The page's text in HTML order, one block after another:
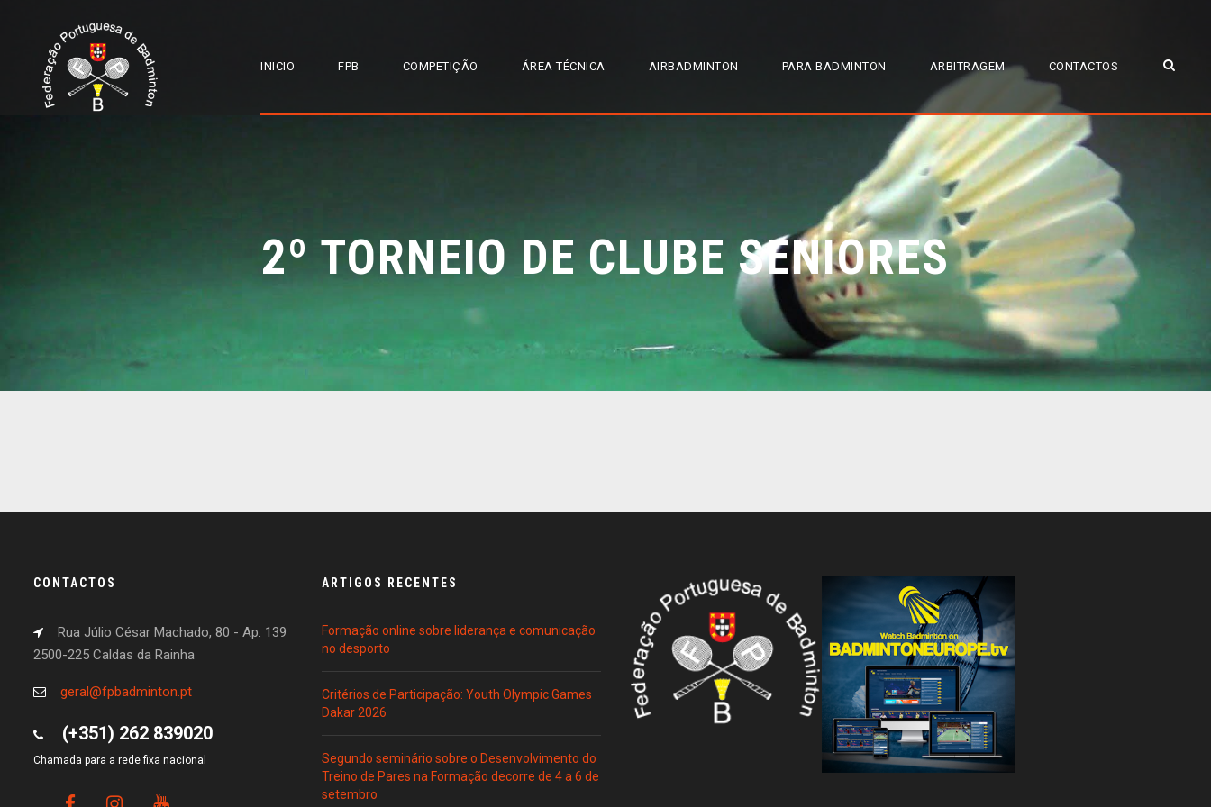
INICIO FPB COMPETIÇÃO ÁREA TÉCNICA AIRBADMINTON PARA BADMINTON ARBITRAGEM CONTACTOS
2º TORNEIO DE CLUBE SENIORES
CONTACTOS
Rua Júlio César Machado, 80 - Ap. 139
2500-225 Caldas da Rainha
geral@fpbadminton.pt
(+351) 262 839020
Chamada para a rede fixa nacional
ARTIGOS RECENTES
Formação online sobre liderança e comunicação
no desporto
Critérios de Participação: Youth Olympic Games
Dakar 2026
Segundo seminário sobre o Desenvolvimento do
Treino de Pares na Formação decorre de 4 a 6 de
setembro